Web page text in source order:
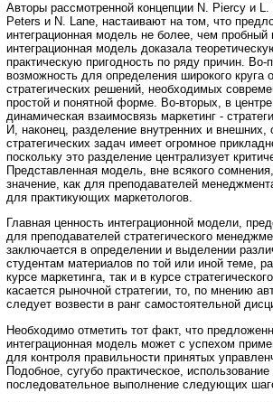
Авторы рассмотренной концепции N. Piercy и
Peters и N. Lane, настаивают на том, что
интеграционная модель не более, чем пробный
интеграционная модель доказала
практическую пригодность по ряду причин.
возможность для определения широкого круга
стратегических решений, необходимых
простой и понятной форме. Во-вторых, в
динамическая взаимосвязь маркетинг -
И, наконец, разделение внутренних и внешних,
стратегических задач имеет огромное
поскольку это разделение централизует
Представленная модель, вне всякого
значение, как для преподавателей
для практикующих маркетологов.
Главная ценность интеграционной модели,
для преподавателей стратегического
заключается в определении и выделении
студентам материалов по той или иной теме,
курсе маркетинга, так и в курсе
касается рыночной стратегии, то, по мнению
следует возвести в ранг самостоятельной
Необходимо отметить тот факт, что
интеграционная модель может с успехом
для контроля правильности принятых
Подобное, сугубо практическое,
последовательное выполнение следующих